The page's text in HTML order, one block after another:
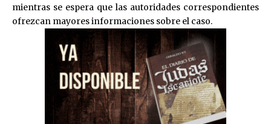
mientras se espera que las autoridades correspondientes
ofrezcan mayores informaciones sobre el caso.